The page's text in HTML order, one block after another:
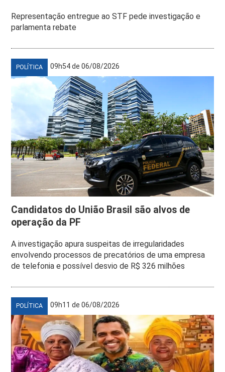
Representação entregue ao STF pede investigação e
parlamenta rebate
POLÍTICA 09h54 de 06/08/2026
Candidatos do União Brasil são alvos de
operação da PF
A investigação apura suspeitas de irregularidades
envolvendo processos de precatórios de uma empresa
de telefonia e possível desvio de R$ 326 milhões
POLÍTICA 09h11 de 06/08/2026